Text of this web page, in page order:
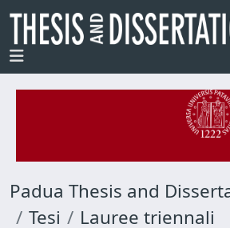
Padua Thesis and
Tesi
Lauree triennali